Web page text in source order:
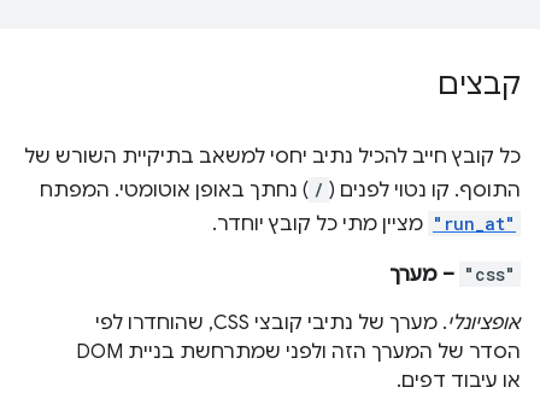
קבצים
כל קובץ חייב להכיל נתיב יחסי למשאב בתיקיית השורש של
התוסף. קו נטוי לפנים ( / ) נחתך באופן אוטומטי. המפתח
"run_at" מציין מתי כל קובץ יוחדר.
"css" – מערך
אופציונלי
. מערך של נתיבי קובצי CSS, שהוחדרו לפי
הסדר של המערך הזה ולפני שמתרחשת בניית DOM
או עיבוד דפים.